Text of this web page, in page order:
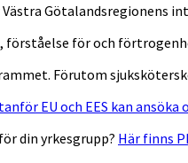
för och
Förutom
EU och EES kan ansöka
din yrkesgrupp? Här finns